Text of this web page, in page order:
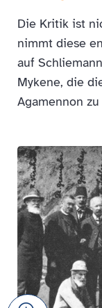
Die Kritik ist
nimmt diese
auf
Mykene, die
Agamennon